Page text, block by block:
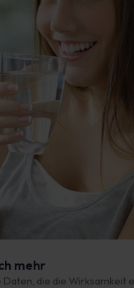
mehr
Daten, die die Wirksamkeit